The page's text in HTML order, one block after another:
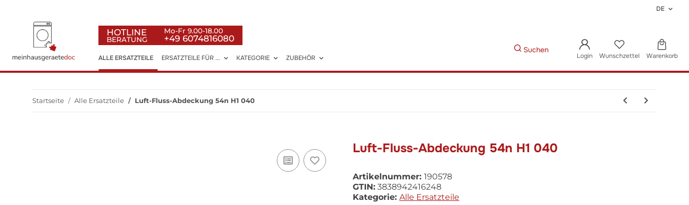
DE
Suchen
Login Wunschzettel Warenkorb
HOTLINE
BERATUNG
Mo-Fr 9.00-18.00
+49 6074816080
ALLE ERSATZTEILE ERSATZTEILE FÜR ... KATEGORIE ZUBEHÖR
Startseite Alle Ersatzteile Luft-Fluss-Abdeckung 54n H1 040
Luft-Fluss-Abdeckung 54n H1 040
Artikelnummer: 190578
GTIN: 3838942416248
Kategorie: Alle Ersatzteile